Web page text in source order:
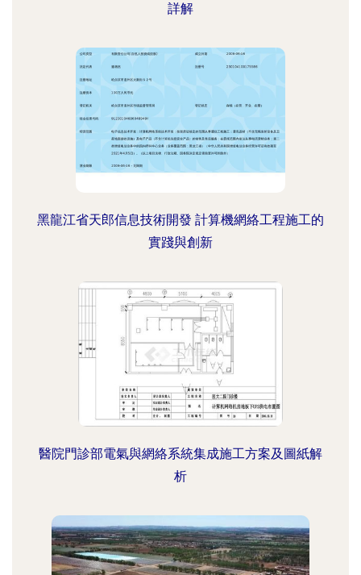
詳解
黑龍江省天郎信息技術開發 計算機網絡工程施工的
實踐與創新
醫院門診部電氣與網絡系統集成施工方案及圖紙解
析